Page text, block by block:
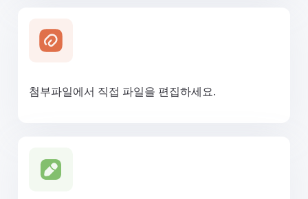
첨부파일에서 직접 파일을 편집하세요.